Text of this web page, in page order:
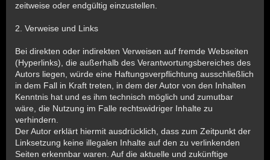
zeitweise oder endgültig einzustellen.
2. Verweise und Links
Bei direkten oder indirekten Verweisen auf fremde Webseiten
(Hyperlinks), die außerhalb des Verantwortungsbereiches des
Autors liegen, würde eine Haftungsverpflichtung ausschließlich
in dem Fall in Kraft treten, in dem der Autor von den Inhalten
Kenntnis hat und es ihm technisch möglich und zumutbar
wäre, die Nutzung im Falle rechtswidriger Inhalte zu
verhindern.
Der Autor erklärt hiermit ausdrücklich, dass zum Zeitpunkt der
Linksetzung keine illegalen Inhalte auf den zu verlinkenden
Seiten erkennbar waren. Auf die aktuelle und zukünftige